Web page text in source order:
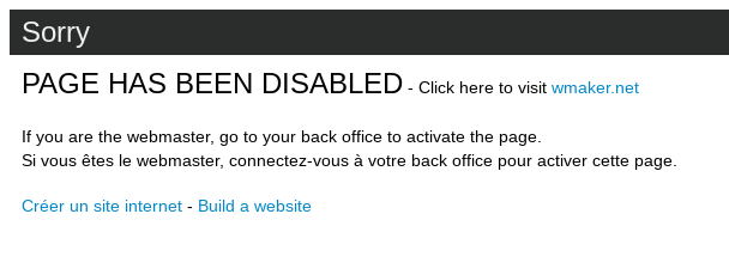
Sorry
PAGE HAS BEEN DISABLED - Click here to visit wmaker.net
If you are the webmaster, go to your back office to activate the page.
Si vous êtes le webmaster, connectez-vous à votre back office pour activer cette page.
Créer un site internet - Build a website